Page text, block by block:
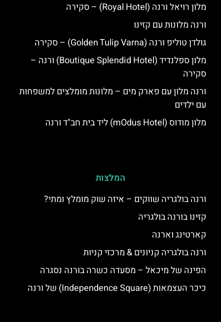
מלון רויאל ורנה (Royal Hotel) – סקירה
ורנה מלונות עם קזינו
גולדן טוליפ ורנה (Golden Tulip Varna) – סקירה
מלון ספלנדיד (Boutique Splendid Hotel) ורנה –
סקירה
ורנה מלון עם פארק מים – מלונות מומלצים למשפחות
עם ילדים
מלון מודוס (mOdus Hotel) ליד בית חב"ד ורנה
המלצות
ורנה בולגריה שווקים – איזה שוק מומלץ ומתי?
קזינו בורנה בולגריה
קארטינג וארנה
ורנה בולגריה קניונים & מרכזי קניות
הפינה של מיכאל – מסעדה כשרה בורנה נסגרה
כיכר העצמאות (Independence Square) של ורנה